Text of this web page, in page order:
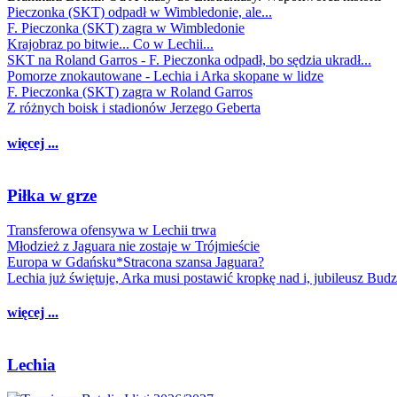
Pieczonka (SKT) odpadł w Wimbledonie, ale...
F. Pieczonka (SKT) zagra w Wimbledonie
Krajobraz po bitwie... Co w Lechii...
SKT na Roland Garros - F. Pieczonka odpadł, bo sędzia ukradł...
Pomorze znokautowane - Lechia i Arka skopane w lidze
F. Pieczonka (SKT) zagra w Roland Garros
Z różnych boisk i stadionów Jerzego Geberta
więcej ...
Piłka w grze
Transferowa ofensywa w Lechii trwa
Młodzież z Jaguara nie zostaje w Trójmieście
Europa w Gdańsku*Stracona szansa Jaguara?
Lechia już świętuje, Arka musi postawić kropkę nad i, jubileusz
więcej ...
Lechia